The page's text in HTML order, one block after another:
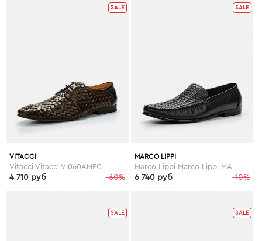
SALE
VITACCI
-60%
4 710 руб
SALE
MARCO LIPPI
-10%
6 740 руб
SALE SALE